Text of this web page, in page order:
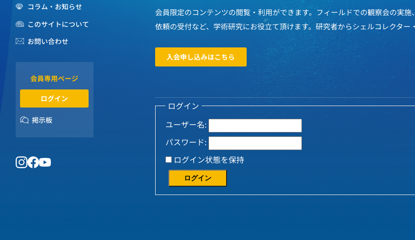
コラム・お知らせ
このサイトについて
お問い合わせ
会員専用ページ
ログイン
掲示板
会員限定のコンテンツの閲覧・利用ができます。フィールドでの観察会の実
依頼の受付など、学術研究にお役立て頂けます。研究者からシェルコレクタ
入会申し込みはこちら
ログイン
ユーザー名:
パスワード:
ログイン状態を保持
ログイン